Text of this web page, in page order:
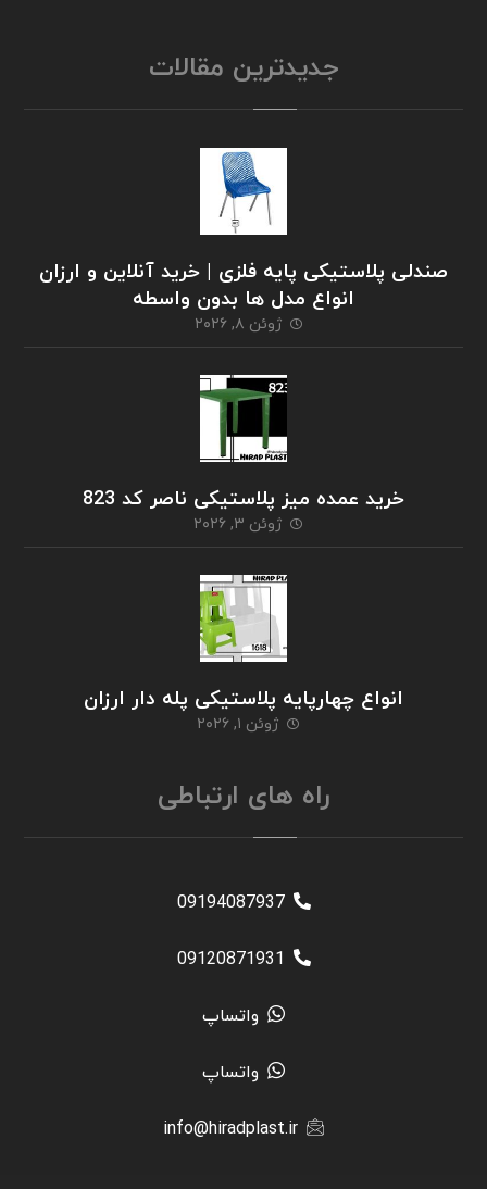
جدیدترین مقالات
صندلی پلاستیکی پایه فلزی | خرید آنلاین و ارزان
انواع مدل ها بدون واسطه
ژوئن ۸, ۲۰۲۶
خرید عمده میز پلاستیکی ناصر کد 823
ژوئن ۳, ۲۰۲۶
انواع چهارپایه پلاستیکی پله دار ارزان
ژوئن ۱, ۲۰۲۶
راه های ارتباطی
09194087937
09120871931
واتساپ
واتساپ
info@hiradplast.ir